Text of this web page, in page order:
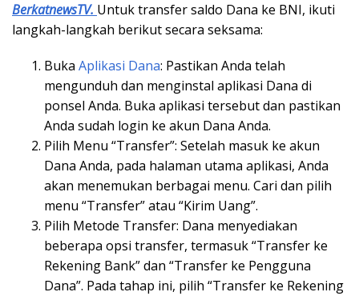
BerkatnewsTV. Untuk transfer saldo Dana ke BNI, ikuti
langkah-langkah berikut secara seksama:
Buka Aplikasi Dana: Pastikan Anda telah
mengunduh dan menginstal aplikasi Dana di
ponsel Anda. Buka aplikasi tersebut dan pastikan
Anda sudah login ke akun Dana Anda.
Pilih Menu “Transfer”: Setelah masuk ke akun
Dana Anda, pada halaman utama aplikasi, Anda
akan menemukan berbagai menu. Cari dan pilih
menu “Transfer” atau “Kirim Uang”.
Pilih Metode Transfer: Dana menyediakan
beberapa opsi transfer, termasuk “Transfer ke
Rekening Bank” dan “Transfer ke Pengguna
Dana”. Pada tahap ini, pilih “Transfer ke Rekening